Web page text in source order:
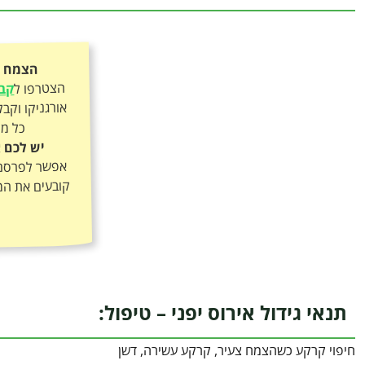
הצמח
הצטרפו ל
כל
יש לכם
אפשר
קובעים את
תנאי גידול אירוס יפני – טיפול:
חיפוי קרקע כשהצמח צעיר, קרקע עשירה, דשן